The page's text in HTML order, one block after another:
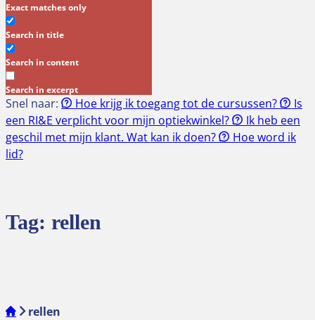
Exact matches only
Search in title
Search in content
Search in excerpt
Snel naar: Hoe krijg ik toegang tot de cursussen?
Is
een RI&E verplicht voor mijn optiekwinkel?
Ik heb een
geschil met mijn klant. Wat kan ik doen?
Hoe word ik
lid?
Tag: rellen
rellen